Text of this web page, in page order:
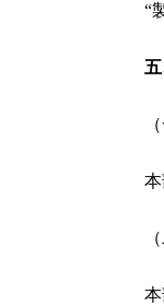
“
本
本